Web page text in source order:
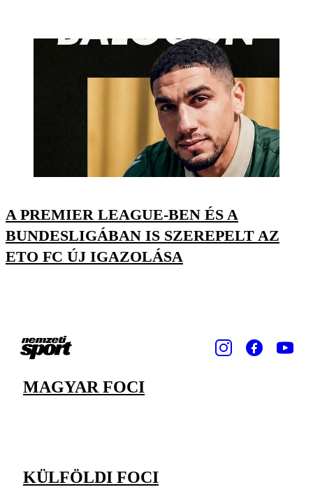
A PREMIER LEAGUE-BEN ÉS A
BUNDESLIGÁBAN IS SZEREPELT AZ
ETO FC ÚJ IGAZOLÁSA
MAGYAR FOCI
KÜLFÖLDI FOCI